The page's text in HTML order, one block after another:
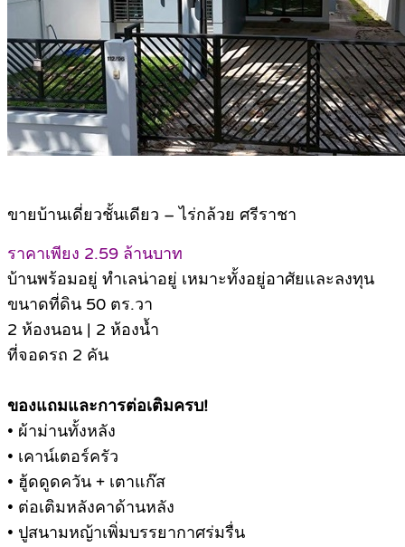
ขายบ้านเดี่ยวชั้นเดียว – ไร่กล้วย ศรีราชา
ราคาเพียง 2.59 ล้านบาท
บ้านพร้อมอยู่ ทำเลน่าอยู่ เหมาะทั้งอยู่อาศัยและลงทุน
ขนาดที่ดิน 50 ตร.วา
2 ห้องนอน | 2 ห้องน้ำ
ที่จอดรถ 2 คัน
ของแถมและการต่อเติมครบ!
• ผ้าม่านทั้งหลัง
• เคาน์เตอร์ครัว
• ฮู้ดดูดควัน + เตาแก๊ส
• ต่อเติมหลังคาด้านหลัง
• ปูสนามหญ้าเพิ่มบรรยากาศร่มรื่น